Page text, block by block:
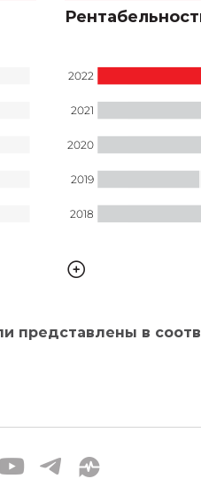
2018
2019
2020
2022
2021
представлены в